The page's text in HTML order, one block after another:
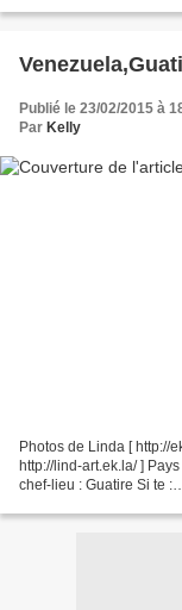
Publié le 23/02/2015 à
Par Kelly
Photos de Linda [ http://
http://lind-art.ek.la/ ]
chef-lieu : Guatire Si te :